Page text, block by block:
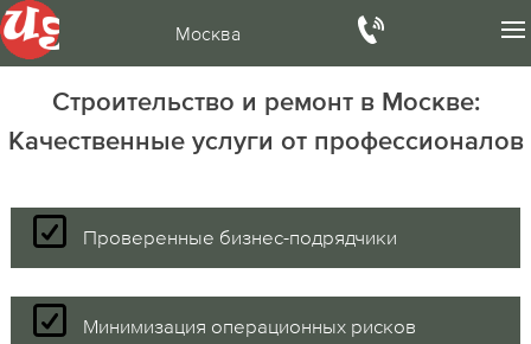
Москва
Строительство и ремонт в Москве:
Качественные услуги от профессионалов
Проверенные бизнес-подрядчики
Минимизация операционных рисков